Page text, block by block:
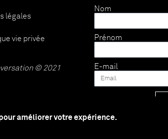
améliorer votre expérience.
légales
vie privée
© 2021
Nom
Prénom
E-mail